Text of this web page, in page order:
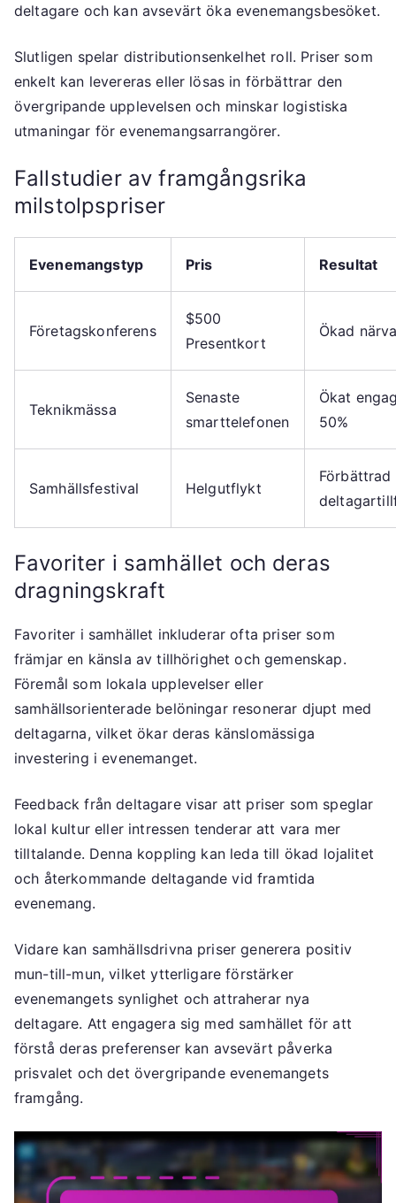
deltagare och kan avsevärt öka evenemangsbesöket.
Slutligen spelar distributionsenkelhet roll. Priser som
enkelt kan levereras eller lösas in förbättrar den
övergripande upplevelsen och minskar logistiska
utmaningar för evenemangsarrangörer.
Fallstudier av framgångsrika
milstolpspriser
Evenemangstyp Pris Resultat
Företagskonferens
$500
Presentkort
Ökad
Teknikmässa
Senaste
smarttelefonen
Ökat
50%
Samhällsfestival Helgutflykt
Förbättrad
Favoriter i samhället och deras
dragningskraft
Favoriter i samhället inkluderar ofta priser som
främjar en känsla av tillhörighet och gemenskap.
Föremål som lokala upplevelser eller
samhällsorienterade belöningar resonerar djupt med
deltagarna, vilket ökar deras känslomässiga
investering i evenemanget.
Feedback från deltagare visar att priser som speglar
lokal kultur eller intressen tenderar att vara mer
tilltalande. Denna koppling kan leda till ökad lojalitet
och återkommande deltagande vid framtida
evenemang.
Vidare kan samhällsdrivna priser generera positiv
mun-till-mun, vilket ytterligare förstärker
evenemangets synlighet och attraherar nya
deltagare. Att engagera sig med samhället för att
förstå deras preferenser kan avsevärt påverka
prisvalet och det övergripande evenemangets
framgång.